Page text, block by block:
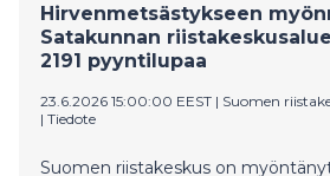
Hirvenmetsästykseen
Satakunnan
2191 pyyntilupaa
23.6.2026 15:00:00 EEST | Suomen
| Tiedote
Suomen riistakeskus on